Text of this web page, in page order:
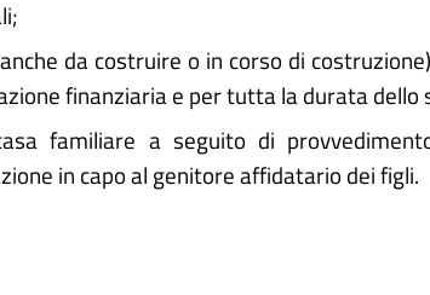
da costruire o in corso di
finanziaria e per tutta la durata dello
familiare a seguito di
in capo al genitore affidatario dei figli.